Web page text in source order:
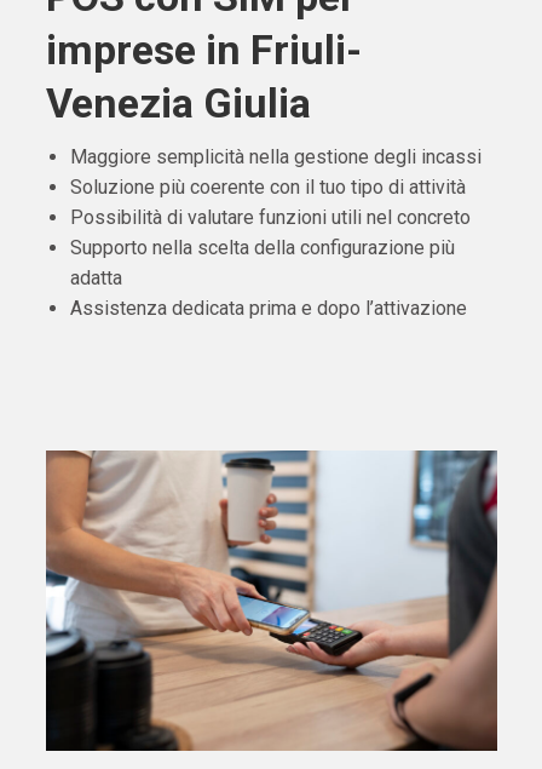
imprese in Friuli-
Venezia Giulia
Maggiore semplicità nella gestione degli incassi
Soluzione più coerente con il tuo tipo di attività
Possibilità di valutare funzioni utili nel concreto
Supporto nella scelta della configurazione più
adatta
Assistenza dedicata prima e dopo l’attivazione